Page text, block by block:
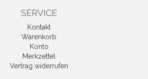
SERVICE
Kontakt
Warenkorb
Konto
Merkzettel
Vertrag widerrufen